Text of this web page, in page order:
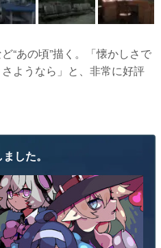
“あの頃”描く。「懐かしさで
ようなら」と、非常に好評
した。